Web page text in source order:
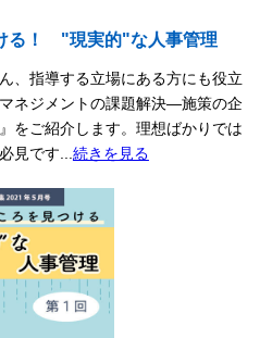
る！ "現実的"な人事管理
、指導する立場にある方にも役立
ネジメントの課題解決―施策の企
をご紹介します。理想ばかりでは
見です... 続きを見る